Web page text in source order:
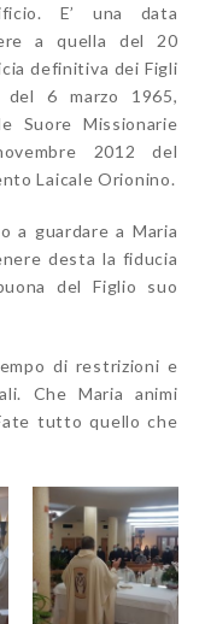
E’ una data
a quella del 20
definitiva dei Figli
del 6 marzo 1965,
Suore Missionarie
2012 del
Laicale Orionino.
a guardare a Maria
desta la fiducia
del Figlio suo
di restrizioni e
Che Maria animi
tutto quello che